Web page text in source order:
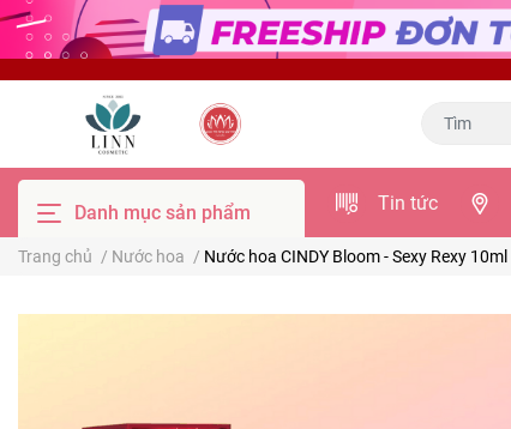
Danh mục sản phẩm Tin tức
Trang chủ / Nước hoa / Nước hoa CINDY Bloom - Sexy Rexy 10ml